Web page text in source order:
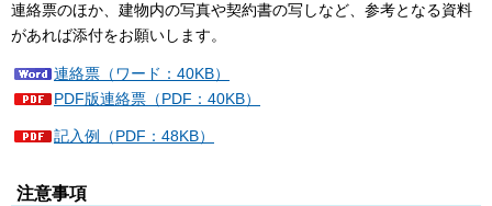
連絡票のほか、建物内の写真や契約書の写しなど、参考となる資料
があれば添付をお願いします。
連絡票（ワード：40KB）
PDF版連絡票（PDF：40KB）
記入例（PDF：48KB）
注意事項